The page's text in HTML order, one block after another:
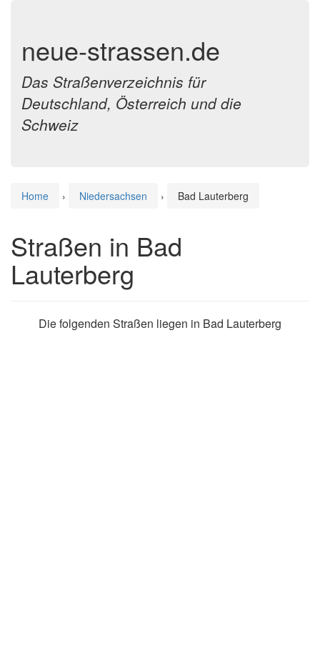
neue-strassen.de
Das Straßenverzeichnis für
Deutschland, Österreich und die
Schweiz
Home › Niedersachsen › Bad Lauterberg
Straßen in Bad
Lauterberg
Die folgenden Straßen liegen in Bad Lauterberg